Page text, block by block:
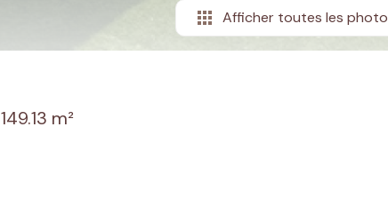
Afficher toutes les
149.13 m²